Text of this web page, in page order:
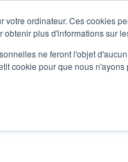
votre ordinateur. Ces cookies
obtenir plus d'informations sur
ne feront l'objet
cookie pour que nous n'ayons
Le podcast